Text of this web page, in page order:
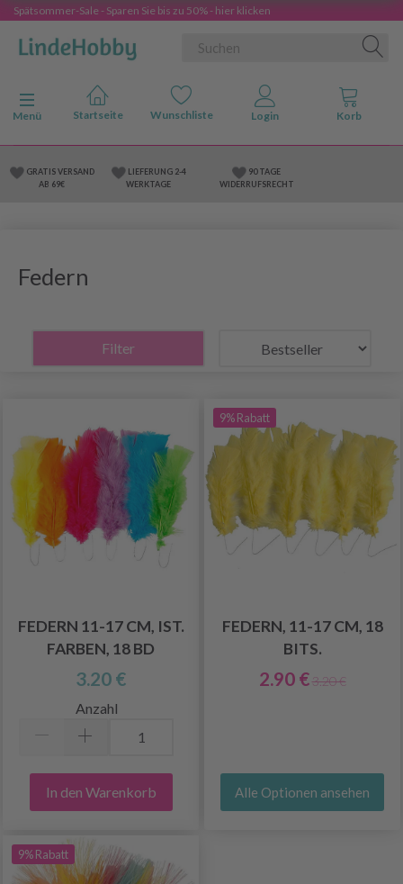
Spätsommer-Sale - Sparen Sie bis zu 50% - hier klicken
Anzeige ändern
Menü
GRATIS VERSAND
AB 69€
LIEFERUNG 2-4
WERKTAGE
90 TAGE
WIDERRUFSRECHT
Federn
Filter
FEDERN 11-17 CM, IST.
FARBEN, 18 BD
3.20 €
Anzahl
In den Warenkorb
9% Rabatt
FEDERN, 11-17 CM, 18
BITS.
2.90 € 3.20 €
Alle Optionen ansehen
9% Rabatt